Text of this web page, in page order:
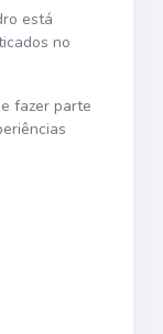
está
no
fazer parte